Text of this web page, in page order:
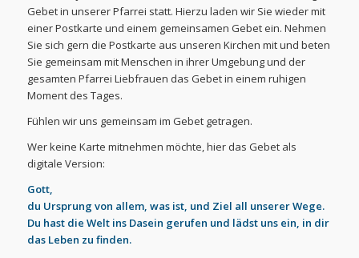
Gebet in unserer Pfarrei statt. Hierzu laden wir Sie wieder mit
einer Postkarte und einem gemeinsamen Gebet ein. Nehmen
Sie sich gern die Postkarte aus unseren Kirchen mit und beten
Sie gemeinsam mit Menschen in ihrer Umgebung und der
gesamten Pfarrei Liebfrauen das Gebet in einem ruhigen
Moment des Tages.
Fühlen wir uns gemeinsam im Gebet getragen.
Wer keine Karte mitnehmen möchte, hier das Gebet als
digitale Version:
Gott,
du Ursprung von allem, was ist, und Ziel all unserer Wege.
Du hast die Welt ins Dasein gerufen und lädst uns ein, in dir
das Leben zu finden.